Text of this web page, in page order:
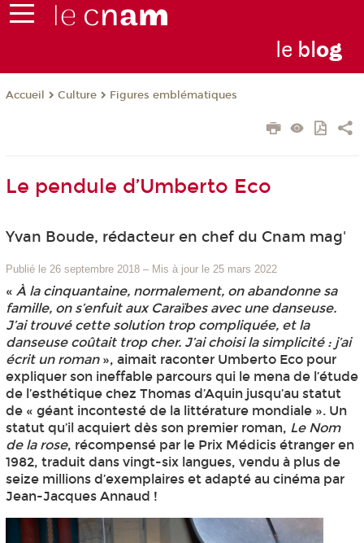
le blog
Accueil Culture Figures emblématiques
Le pendule d’Umberto Eco
Yvan Boude, rédacteur en chef du Cnam mag'
Publié le 26 septembre 2018 – Mis à jour le 25 mars 2022
« À la cinquantaine, normalement, on abandonne sa
famille, on s’enfuit aux Caraïbes avec une danseuse.
J’ai trouvé cette solution trop compliquée, et la
danseuse coûtait trop cher. J’ai choisi la simplicité : j’ai
écrit un roman», aimait raconter Umberto Eco pour
expliquer son ineffable parcours qui le mena de l’étude
de l’esthétique chez Thomas d’Aquin jusqu’au statut
de « géant incontesté de la littérature mondiale ». Un
statut qu’il acquiert dès son premier roman, Le Nom
de la rose, récompensé par le Prix Médicis étranger en
1982, traduit dans vingt-six langues, vendu à plus de
seize millions d’exemplaires et adapté au cinéma par
Jean-Jacques Annaud !